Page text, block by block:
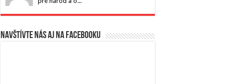
Navštívte nás aj na Facebooku